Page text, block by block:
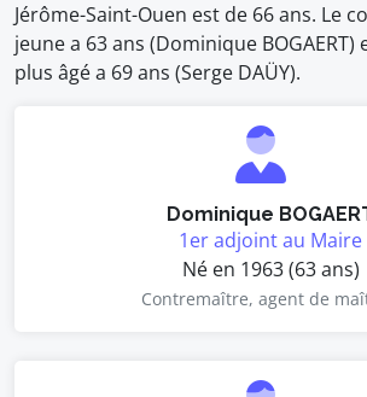
Jérôme-Saint-Ouen est de 66 ans. Le
jeune a 63 ans (Dominique
plus âgé a 69 ans (Serge DAÜY).
Dominique
1er adjoint au Maire
Né en 1963 (63 ans)
Contremaître, agent de